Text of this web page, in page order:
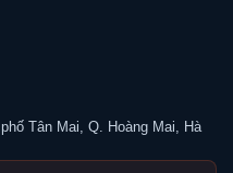
Tân Mai, Q. Hoàng Mai, Hà